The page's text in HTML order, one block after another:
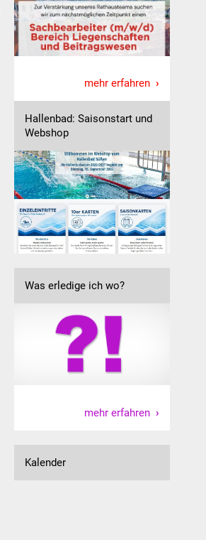
mehr erfahren
Hallenbad: Saisonstart und
Webshop
Was erledige ich wo?
mehr erfahren
Kalender